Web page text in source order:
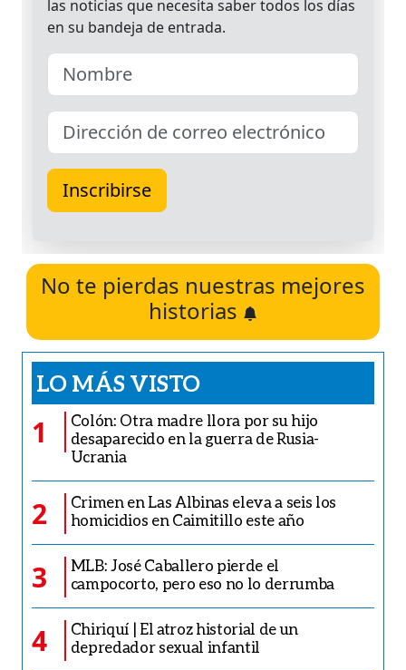
No te pierdas nuestras mejores
historias
LO MÁS VISTO
1
Colón: Otra madre llora por su hijo
desaparecido en la guerra de Rusia-
Ucrania
2
Crimen en Las Albinas eleva a seis los
homicidios en Caimitillo este año
3
MLB: José Caballero pierde el
campocorto, pero eso no lo derrumba
4
Chiriquí | El atroz historial de un
depredador sexual infantil